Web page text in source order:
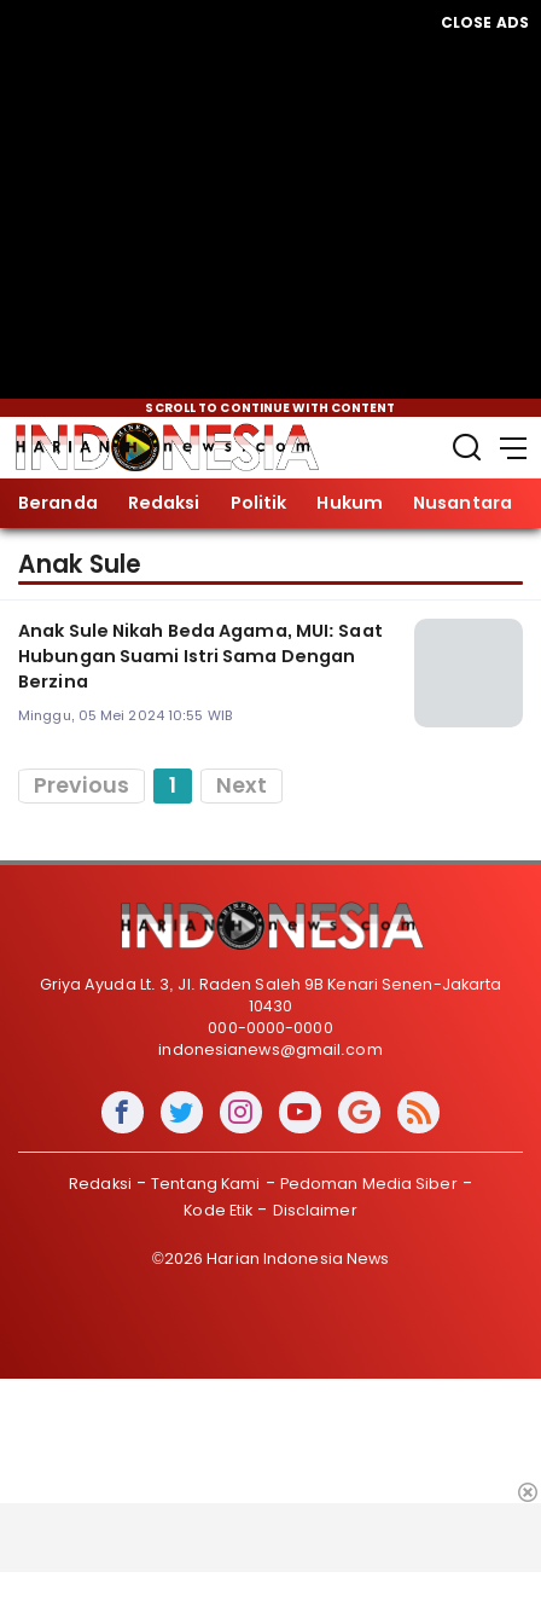
CLOSE ADS
SCROLL TO CONTINUE WITH CONTENT
Beranda Redaksi Politik Hukum Nusantara
Anak Sule
Anak Sule Nikah Beda Agama, MUI: Saat
Hubungan Suami Istri Sama Dengan
Berzina
Minggu, 05 Mei 2024 10:55 WIB
Previous 1 Next
Griya Ayuda Lt. 3, Jl. Raden Saleh 9B Kenari Senen-Jakarta
10430
000-0000-0000
indonesianews@gmail.com
Redaksi Tentang Kami
Pedoman Media Siber
Kode Etik
Disclaimer
©2026 Harian Indonesia News